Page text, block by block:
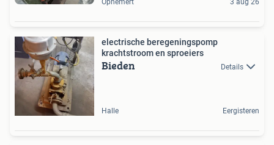
electrische beregeningspomp
krachtstroom en sproeiers
Bieden Details
Halle Eergisteren